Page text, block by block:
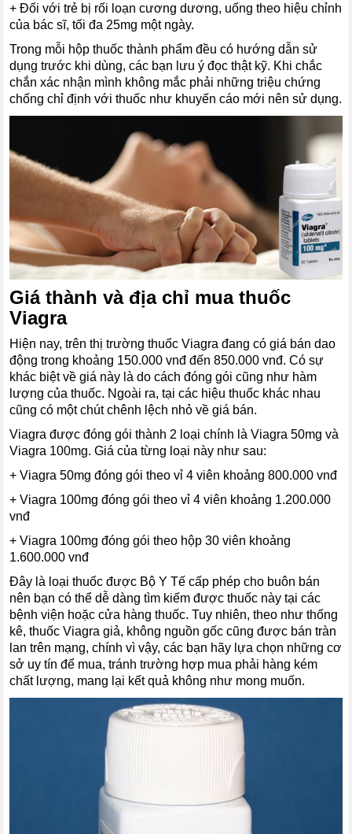
+ Đối với trẻ bị rối loạn cương dương, uống theo hiệu chỉnh
của bác sĩ, tối đa 25mg một ngày.
Trong mỗi hộp thuốc thành phẩm đều có hướng dẫn sử
dụng trước khi dùng, các bạn lưu ý đọc thật kỹ. Khi chắc
chắn xác nhận mình không mắc phải những triệu chứng
chống chỉ định với thuốc như khuyến cáo mới nên sử dụng.
Giá thành và địa chỉ mua thuốc
Viagra
Hiện nay, trên thị trường thuốc Viagra đang có giá bán dao
động trong khoảng 150.000 vnđ đến 850.000 vnđ. Có sự
khác biệt về giá này là do cách đóng gói cũng như hàm
lượng của thuốc. Ngoài ra, tại các hiệu thuốc khác nhau
cũng có một chút chênh lệch nhỏ về giá bán.
Viagra được đóng gói thành 2 loại chính là Viagra 50mg và
Viagra 100mg. Giá của từng loại này như sau:
+ Viagra 50mg đóng gói theo vỉ 4 viên khoảng 800.000 vnđ
+ Viagra 100mg đóng gói theo vỉ 4 viên khoảng 1.200.000
vnđ
+ Viagra 100mg đóng gói theo hộp 30 viên khoảng
1.600.000 vnđ
Đây là loại thuốc được Bộ Y Tế cấp phép cho buôn bán
nên bạn có thể dễ dàng tìm kiếm được thuốc này tại các
bệnh viện hoặc cửa hàng thuốc. Tuy nhiên, theo như thống
kê, thuốc Viagra giả, không nguồn gốc cũng được bán tràn
lan trên mạng, chính vì vậy, các bạn hãy lựa chọn những cơ
sở uy tín để mua, tránh trường hợp mua phải hàng kém
chất lượng, mang lại kết quả không như mong muốn.